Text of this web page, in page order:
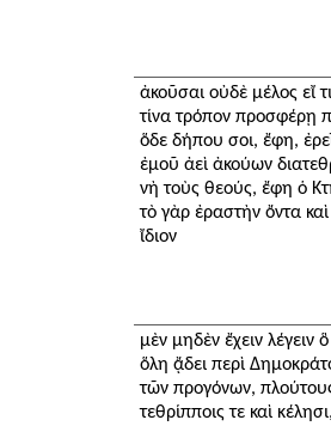
ἀκοῦσαι οὐδὲ μέλος εἴ
τίνα τρόπον προσφέρῃ
ὅδε δήπου σοι, ἔφη,
ἐμοῦ ἀεὶ ἀκούων
νὴ τοὺς θεούς, ἔφη ὁ
τὸ γὰρ ἐραστὴν ὄντα
ἴδιον
μὲν μηδὲν ἔχειν λέγειν
ὅλη ᾄδει περὶ
τῶν προγόνων, πλούτους
τεθρίπποις τε καὶ